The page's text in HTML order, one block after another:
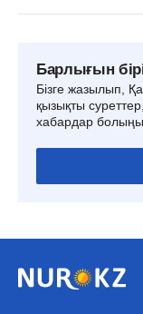
Барлығын
Бізге жазылып,
қызықты
хабардар